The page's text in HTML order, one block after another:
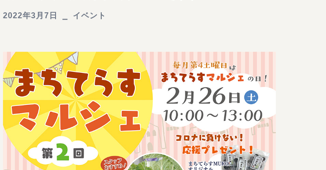
2022年3月7日 イベント